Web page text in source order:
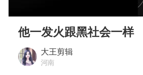
梁家辉：
全民健身事
他一发火跟黑社会一样
大王剪辑
河南